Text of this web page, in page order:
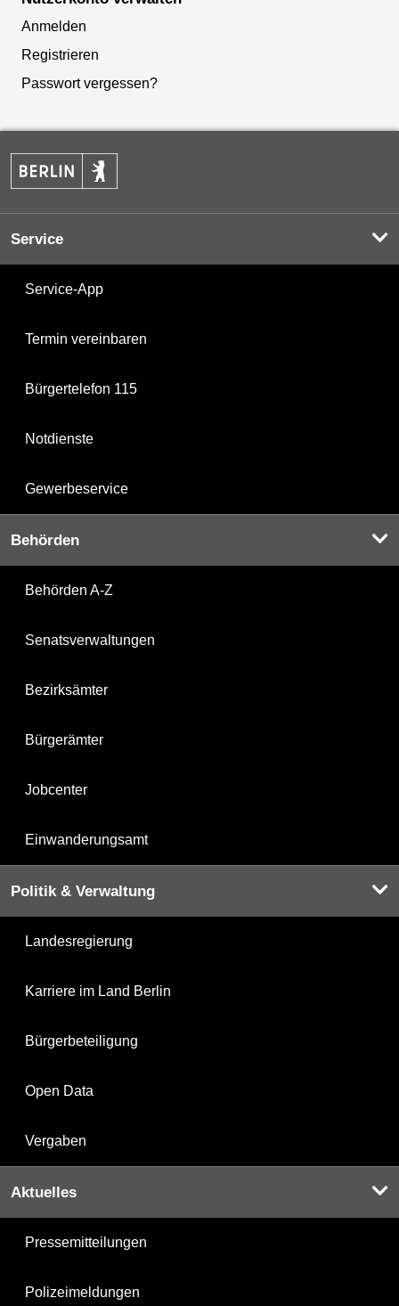
Anmelden
Registrieren
Passwort vergessen?
Service
Service-App
Termin vereinbaren
Bürgertelefon 115
Notdienste
Gewerbeservice
Behörden
Behörden A-Z
Senatsverwaltungen
Bezirksämter
Bürgerämter
Jobcenter
Einwanderungsamt
Politik & Verwaltung
Landesregierung
Karriere im Land Berlin
Bürgerbeteiligung
Open Data
Vergaben
Aktuelles
Pressemitteilungen
Polizeimeldungen